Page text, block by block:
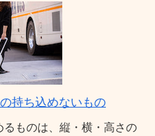
持ち込めないもの
ものは、縦・横・高さの